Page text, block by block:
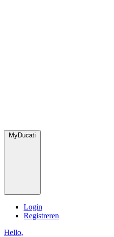
MyDucati
Login
Registreren
Hello,